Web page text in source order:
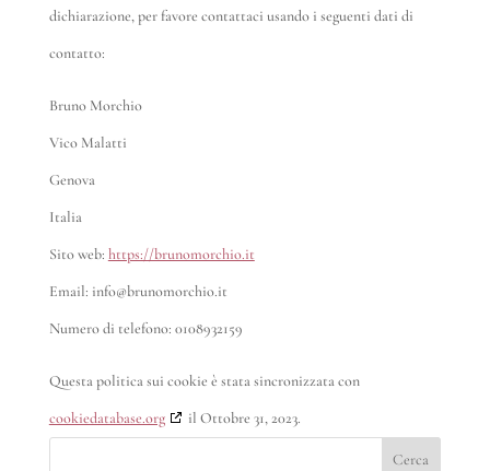
dichiarazione, per favore contattaci usando i seguenti dati di
contatto:
Bruno Morchio
Vico Malatti
Genova
Italia
Sito web: https://brunomorchio.it
Email: info@brunomorchio.it
Numero di telefono: 0108932159
Questa politica sui cookie è stata sincronizzata con
cookiedatabase.org
il Ottobre 31, 2023.
Cerca